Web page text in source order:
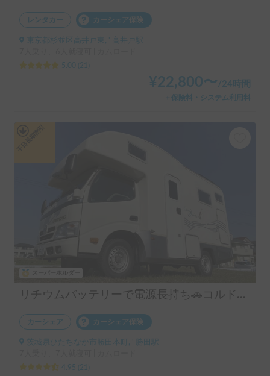
レンタカー カーシェア保険
東京都杉並区高井戸東, ' 高井戸駅
5.00
21
¥22,800〜/24時間
＋保険料・システム利用料
リチウムバッテリーで電源長持ち🚗コルドバンクス号
カーシェア カーシェア保険
茨城県ひたちなか市勝田本町, ' 勝田駅
4.95
21